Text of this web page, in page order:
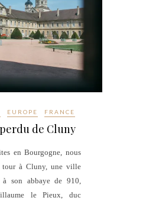
EUROPE FRANCE
de Cluny
en Bourgogne, nous
tour à Cluny, une ville
à son abbaye de 910,
le Pieux, duc